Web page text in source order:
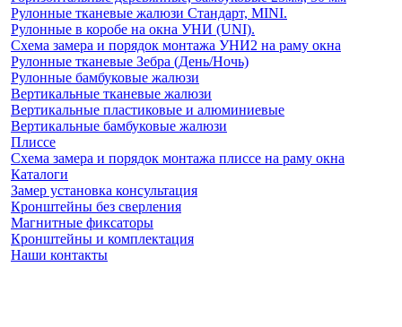
Рулонные тканевые жалюзи Стандарт, MINI.
Рулонные в коробе на окна УНИ (UNI).
Схема замера и порядок монтажа УНИ2 на раму окна
Рулонные тканевые Зебра (День/Ночь)
Рулонные бамбуковые жалюзи
Вертикальные тканевые жалюзи
Вертикальные пластиковые и алюминиевые
Вертикальные бамбуковые жалюзи
Плиссе
Схема замера и порядок монтажа плиссе на раму окна
Каталоги
Замер установка консультация
Кронштейны без сверления
Магнитные фиксаторы
Кронштейны и комплектация
Наши контакты